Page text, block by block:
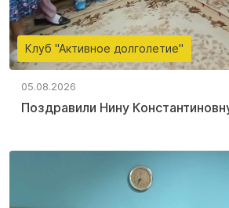
Клуб "Активное долголетие"
05.08.2026
Поздравили Нину